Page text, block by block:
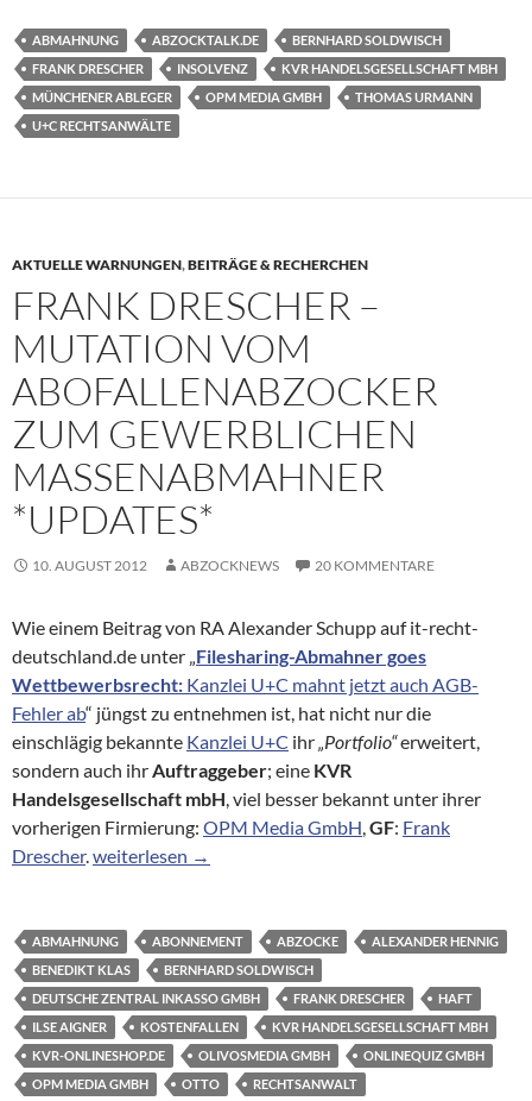
ABMAHNUNG ABZOCKTALK.DE
BERNHARD SOLDWISCH
FRANK DRESCHER
INSOLVENZ
KVR HANDELSGESELLSCHAFT MBH
MÜNCHENER ABLEGER
OPM MEDIA GMBH
THOMAS URMANN
U+C RECHTSANWÄLTE
AKTUELLE WARNUNGEN,BEITRÄGE & RECHERCHEN
FRANK DRESCHER –
MUTATION VOM
ABOFALLENABZOCKER
ZUM GEWERBLICHEN
MASSENABMAHNER
*UPDATES*
10. AUGUST 2012 ABZOCKNEWS 20 KOMMENTARE
Wie einem Beitrag von RA Alexander Schupp auf it-recht-
deutschland.de unter „Filesharing-Abmahner goes
Wettbewerbsrecht: Kanzlei U+C mahnt jetzt auch AGB-
Fehler ab“ jüngst zu entnehmen ist, hat nicht nur die
einschlägig bekannte Kanzlei U+C ihr„Portfolio“erweitert,
sondern auch ihrAuftraggeber; eine KVR
Handelsgesellschaft mbH, viel besser bekannt unter ihrer
vorherigen Firmierung: OPM Media GmbH,GF: Frank
Drescher.Frank Drescher – Mutation vom Abofallenabzocker
weiterlesen →
ABMAHNUNG ABONNEMENT ABZOCKE
ALEXANDER HENNIG
BENEDIKT KLAS
BERNHARD SOLDWISCH
DEUTSCHE ZENTRAL INKASSO GMBH
FRANK DRESCHER
HAFT
ILSE AIGNER
KOSTENFALLEN
KVR HANDELSGESELLSCHAFT MBH
KVR-ONLINESHOP.DE
OLIVOSMEDIA GMBH
ONLINEQUIZ GMBH
OPM MEDIA GMBH
OTTO
RECHTSANWALT